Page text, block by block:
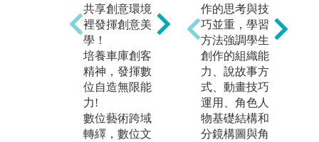
共享創意環境
裡發揮創意美
學！
培養車庫創客
精神，發揮數
位自造無限能
力!
數位藝術跨域
轉繹，數位文
圖解:藝術學院
學士班logo
版權:藝術學院
學士班
作的思考與技
巧並重，學習
方法強調學生
創作的組織能
力、說故事方
式、動畫技巧
運用、角色人
物基礎結構和
分鏡構圖與角